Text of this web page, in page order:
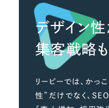
デザイン性
集客戦略も
リーピーでは、かっ
性”だけでなく、